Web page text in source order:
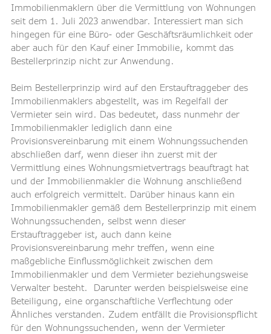
Immobilienmaklern über die Vermittlung von Wohnungen
seit dem 1. Juli 2023 anwendbar. Interessiert man sich
hingegen für eine Büro- oder Geschäftsräumlichkeit oder
aber auch für den Kauf einer Immobilie, kommt das
Bestellerprinzip nicht zur Anwendung.
Beim Bestellerprinzip wird auf den Erstauftraggeber des
Immobilienmaklers abgestellt, was im Regelfall der
Vermieter sein wird. Das bedeutet, dass nunmehr der
Immobilienmakler lediglich dann eine
Provisionsvereinbarung mit einem Wohnungssuchenden
abschließen darf, wenn dieser ihn zuerst mit der
Vermittlung eines Wohnungsmietvertrags beauftragt hat
und der Immobilienmakler die Wohnung anschließend
auch erfolgreich vermittelt. Darüber hinaus kann ein
Immobilienmakler gemäß dem Bestellerprinzip mit einem
Wohnungssuchenden, selbst wenn dieser
Erstauftraggeber ist, auch dann keine
Provisionsvereinbarung mehr treffen, wenn eine
maßgebliche Einflussmöglichkeit zwischen dem
Immobilienmakler und dem Vermieter beziehungsweise
Verwalter besteht.  Darunter werden beispielsweise eine
Beteiligung, eine organschaftliche Verflechtung oder
Ähnliches verstanden. Zudem entfällt die Provisionspflicht
für den Wohnungssuchenden, wenn der Vermieter